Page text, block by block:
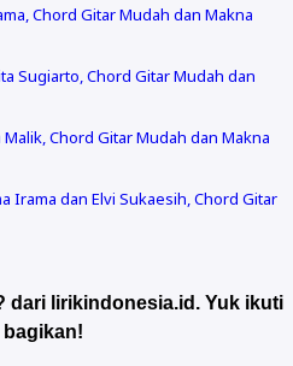
Chord Gitar Mudah dan Makna
Sugiarto, Chord Gitar Mudah dan
Chord Gitar Mudah dan Makna
Irama dan Elvi Sukaesih, Chord Gitar
dari lirikindonesia.id. Yuk ikuti
bagikan!